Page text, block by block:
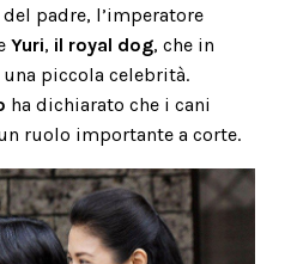
padre, l’imperatore
Yuri, il royal dog, che in
piccola celebrità.
ha dichiarato che i cani
ruolo importante a corte.